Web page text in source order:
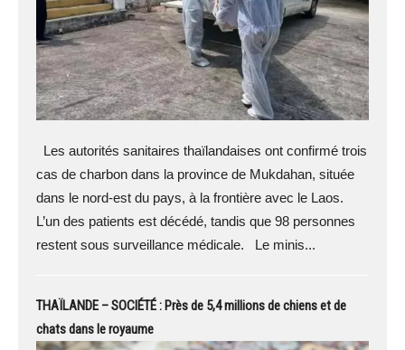
Les autorités sanitaires thaïlandaises ont confirmé trois
cas de charbon dans la province de Mukdahan, située
dans le nord-est du pays, à la frontière avec le Laos.
L’un des patients est décédé, tandis que 98 personnes
restent sous surveillance médicale. Le minis...
THAÏLANDE – SOCIÉTÉ : Près de 5,4 millions de chiens et de
chats dans le royaume